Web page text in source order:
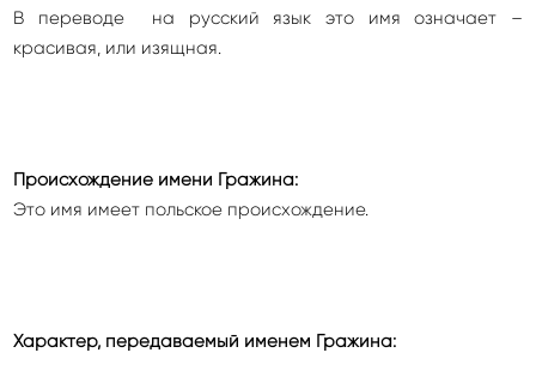
В переводе на русский язык это имя означает –
красивая, или изящная.
Происхождение имени Гражина:
Это имя имеет польское происхождение.
Характер, передаваемый именем Гражина: